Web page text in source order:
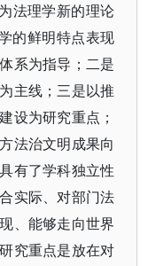
法理学新的理论
的鲜明特点表现
系为指导；二是
主线；三是以推
设为研究重点；
法治文明成果向
有了学科独立性
实际、对部门法
、能够走向世界
究重点是放在对